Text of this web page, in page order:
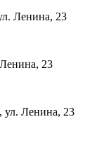
Ленина, 23
23
ул. Ленина, 23